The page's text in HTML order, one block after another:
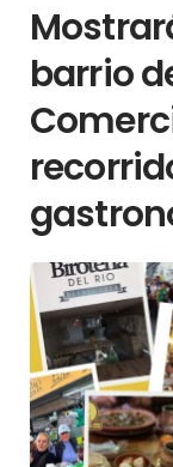
barrio